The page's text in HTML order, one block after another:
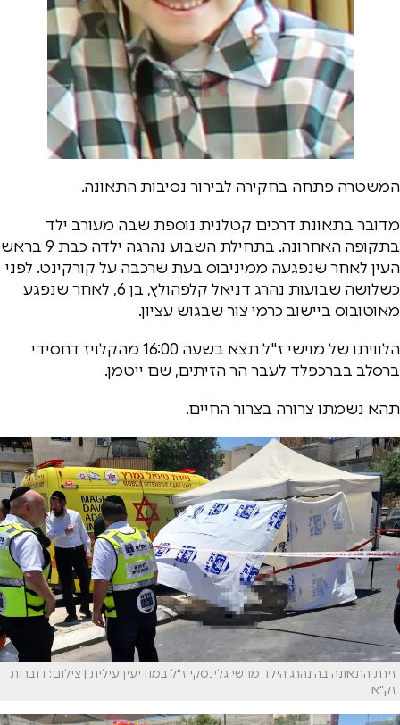
המשטרה פתחה בחקירה לבירור נסיבות התאונה.
מדובר בתאונת דרכים קטלנית נוספת שבה מעורב ילד
בתקופה האחרונה. בתחילת השבוע נהרגה ילדה כבת 9 בראש
העין לאחר שנפגעה ממיניבוס בעת שרכבה על קורקינט. לפני
כשלושה שבועות נהרג דניאל קלפהולץ, בן 6, לאחר שנפגע
מאוטובוס ביישוב כרמי צור שבגוש עציון.
הלוויתו של מוישי ז"ל תצא בשעה 16:00 מהקלויז דחסידי
ברסלב בברכפלד לעבר הר הזיתים, שם ייטמן.
תהא נשמתו צרורה בצרור החיים.
זירת התאונה בה נהרג הילד מוישי גלינסקי ז"ל במודיעין עילית | צילום: דוברות
זק"א.